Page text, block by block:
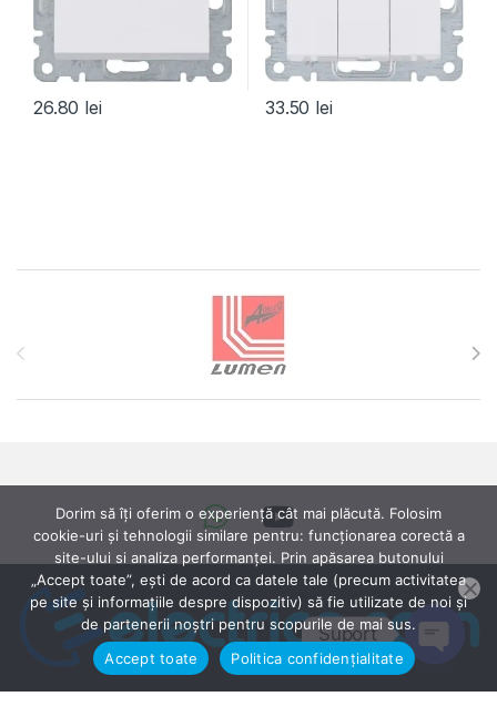
26.80 lei 33.50 lei
Dorim să îți oferim o experiență cât mai plăcută. Folosim
cookie-uri și tehnologii similare pentru: funcționarea corectă a
site-ului si analiza performanței. Prin apăsarea butonului
„Accept toate”, ești de acord ca datele tale (precum activitatea
pe site și informațiile despre dispozitiv) să fie utilizate de noi și
de partenerii noștri pentru scopurile de mai sus.
Accept toate
Politica confidențialitate
Suport